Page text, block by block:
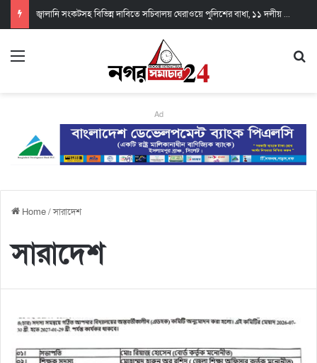
বিএনপি ও জামায়াত জুলাই আন্দোলনে ছিল না: ফয়জুল করীম
Ad
Home/সারাদেশ
সারাদেশ